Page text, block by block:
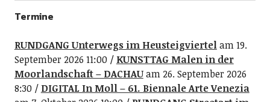
Termine
RUNDGANG Unterwegs im Heusteigviertelam 19.
September 2026 11:00
KUNSTTAG Malen in der
Moorlandschaft – DACHAUam 26. September 2026
8:30
DIGITAL In Moll – 61. Biennale Arte Venezia